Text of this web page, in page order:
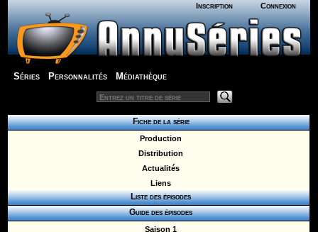
Inscription Connexion
Séries Personnalités Médiathèque
Fiche de la série
Production
Distribution
Actualités
Liens
Liste des épisodes
Guide des épisodes
Saison 1